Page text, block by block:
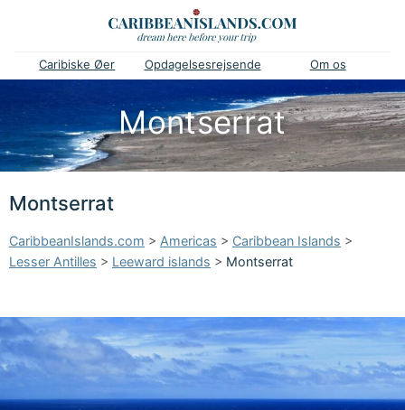
Caribiske Øer Opdagelsesrejsende Om os
Montserrat
Montserrat
CaribbeanIslands.com > Americas > Caribbean Islands >
Lesser Antilles > Leeward islands > Montserrat